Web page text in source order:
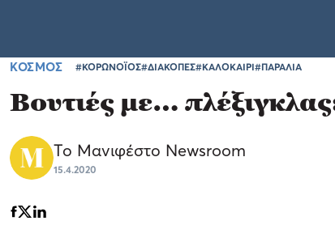
ΚΟΣΜΟΣ #ΚΟΡΩΝΟΪΟΣ#ΔΙΑΚΟΠΕΣ#ΚΑΛΟΚΑΙΡΙ#ΠΑΡΑΛΙΑ
Βουτιές με…
Το Μανιφέστο Newsroom
15.4.2020